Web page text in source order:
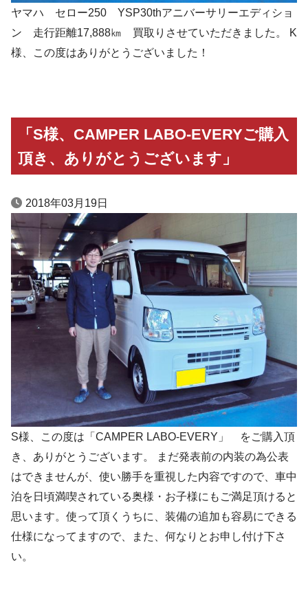
ヤマハ セロー250 YSP30thアニバーサリーエディショ
ン 走行距離17,888㎞ 買取りさせていただきました。 K
様、この度はありがとうございました！
「S様、CAMPER LABO-EVERYご購入
頂き、ありがとうございます」
2018年03月19日
S様、この度は「CAMPER LABO-EVERY」 をご購入頂
き、ありがとうございます。 まだ発表前の内装の為公表
はできませんが、使い勝手を重視した内容ですので、車中
泊を日頃満喫されている奥様・お子様にもご満足頂けると
思います。使って頂くうちに、装備の追加も容易にできる
仕様になってますので、また、何なりとお申し付け下さ
い。